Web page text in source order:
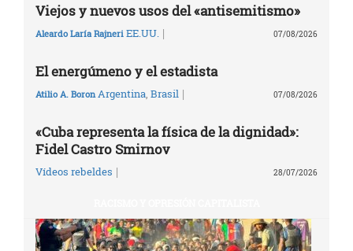
Viejos y nuevos usos del «antisemitismo»
Aleardo Laría Rajneri EE.UU. | 07/08/2026
El energúmeno y el estadista
Atilio A. Boron Argentina, Brasil | 07/08/2026
«Cuba representa la física de la dignidad»:
Fidel Castro Smirnov
Vídeos rebeldes | 28/07/2026